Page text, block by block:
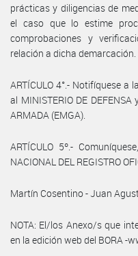
prácticas y diligencias de
el caso que lo estime
comprobaciones y
relación a dicha demarcación.
ARTÍCULO 4°.- Notifíquese a
al MINISTERIO DE DEFENSA
ARMADA (EMGA).
ARTÍCULO 5º.-
NACIONAL DEL REGISTRO
Martín Cosentino - Juan
NOTA: El/los Anexo/s que
en la edición web del BORA -